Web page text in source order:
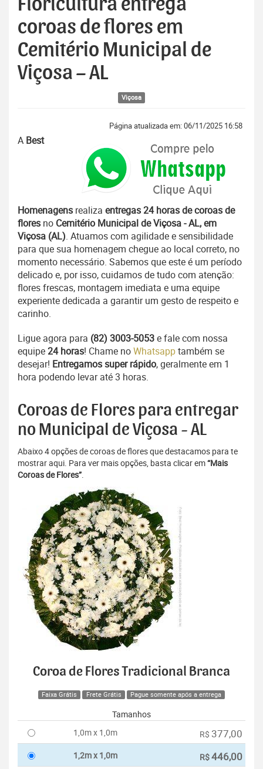
Floricultura entrega
coroas de flores em
Cemitério Municipal de
Viçosa – AL
Viçosa
Página atualizada em: 06/11/2025 16:58
A Best
Homenagens realiza entregas 24 horas de coroas de
flores no Cemitério Municipal de Viçosa - AL, em
Viçosa (AL). Atuamos com agilidade e sensibilidade
para que sua homenagem chegue ao local correto, no
momento necessário. Sabemos que este é um período
delicado e, por isso, cuidamos de tudo com atenção:
flores frescas, montagem imediata e uma equipe
experiente dedicada a garantir um gesto de respeito e
carinho.
Ligue agora para (82) 3003-5053e fale com nossa
equipe24 horas! Chame noWhatsapptambém se
desejar! Entregamos super rápido, geralmente em 1
hora podendo levar até 3 horas.
Coroas de Flores para entregar
no Municipal de Viçosa - AL
Abaixo 4 opções de coroas de flores que destacamos para te
mostrar aqui. Para ver mais opções, basta clicar em“Mais
Coroas de Flores”.
Coroa de Flores Tradicional Branca
Faixa Grátis Frete Grátis Pague somente após a entrega
Tamanhos
1,0m x 1,0m
R$ 377,00
1,2m x 1,0m R$446,00